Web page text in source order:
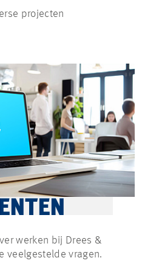
projecten
werken bij Drees &
veelgestelde vragen.